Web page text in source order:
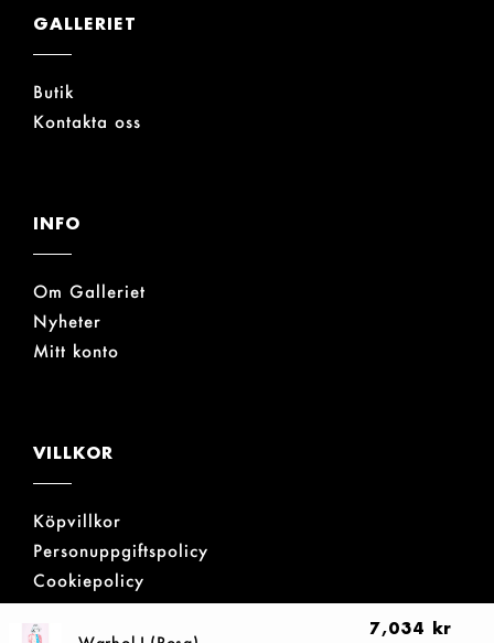
GALLERIET
Butik
Kontakta oss
INFO
Om Galleriet
Nyheter
Mitt konto
VILLKOR
Köpvillkor
Personuppgiftspolicy
Cookiepolicy
7,034 kr